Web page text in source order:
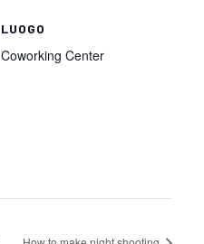
LUOGO
Coworking Center